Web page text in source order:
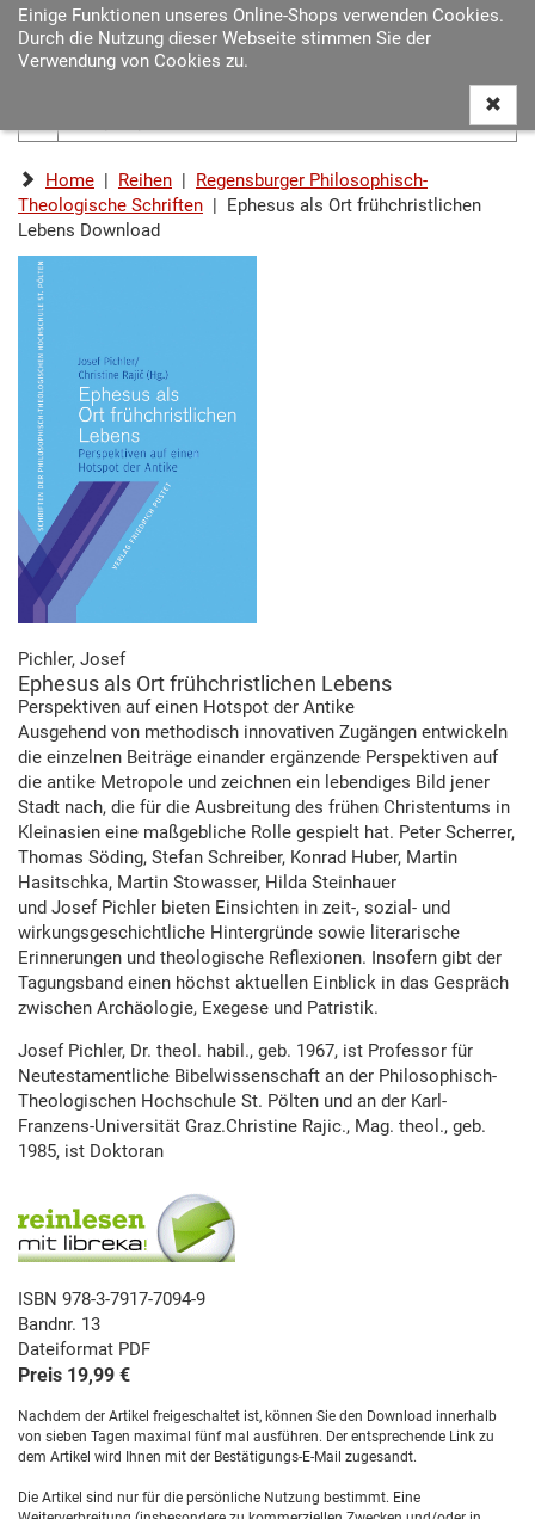
Einige Funktionen unseres Online-Shops verwenden Cookies.
Durch die Nutzung dieser Webseite stimmen Sie der
Verwendung von Cookies zu.
Home | Reihen | Regensburger Philosophisch-
Theologische Schriften | Ephesus als Ort frühchristlichen
Lebens Download
Pichler, Josef
Ephesus als Ort frühchristlichen Lebens
Perspektiven auf einen Hotspot der Antike
Ausgehend von methodisch innovativen Zugängen entwickeln
die einzelnen Beiträge einander ergänzende Perspektiven auf
die antike Metropole und zeichnen ein lebendiges Bild jener
Stadt nach, die für die Ausbreitung des frühen Christentums in
Kleinasien eine maßgebliche Rolle gespielt hat. Peter Scherrer,
Thomas Söding, Stefan Schreiber, Konrad Huber, Martin
Hasitschka, Martin Stowasser, Hilda Steinhauer
und Josef Pichler bieten Einsichten in zeit-, sozial- und
wirkungsgeschichtliche Hintergründe sowie literarische
Erinnerungen und theologische Reflexionen. Insofern gibt der
Tagungsband einen höchst aktuellen Einblick in das Gespräch
zwischen Archäologie, Exegese und Patristik.
Josef Pichler, Dr. theol. habil., geb. 1967, ist Professor für
Neutestamentliche Bibelwissenschaft an der Philosophisch-
Theologischen Hochschule St. Pölten und an der Karl-
Franzens-Universität Graz.Christine Rajic., Mag. theol., geb.
1985, ist Doktoran
ISBN 978-3-7917-7094-9
Bandnr. 13
Dateiformat PDF
Preis 19,99 €
Nachdem der Artikel freigeschaltet ist, können Sie den Download innerhalb
von sieben Tagen maximal fünf mal ausführen. Der entsprechende Link zu
dem Artikel wird Ihnen mit der Bestätigungs-E-Mail zugesandt.
Die Artikel sind nur für die persönliche Nutzung bestimmt. Eine